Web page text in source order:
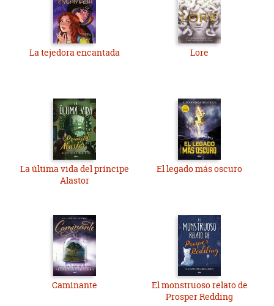
La tejedora encantada Lore
La última vida del príncipe
Alastor
El legado más oscuro
Caminante
El monstruoso relato de
Prosper Redding